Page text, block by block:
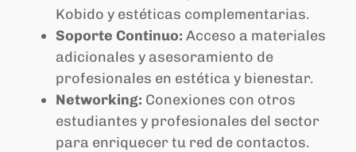
Kobido y estéticas complementarias.
Soporte Continuo: Acceso a materiales
adicionales y asesoramiento de
profesionales en estética y bienestar.
Networking: Conexiones con otros
estudiantes y profesionales del sector
para enriquecer tu red de contactos.